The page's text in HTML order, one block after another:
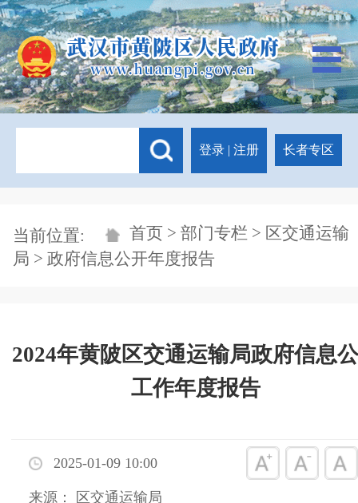
登录 | 注册 长者专区
当前位置: 首页 > 部门专栏 > 区交通运输
局 > 政府信息公开年度报告
2024年黄陂区交通运输局政府信息
工作年度报告
2025-01-09 10:00
来源： 区交通运输局